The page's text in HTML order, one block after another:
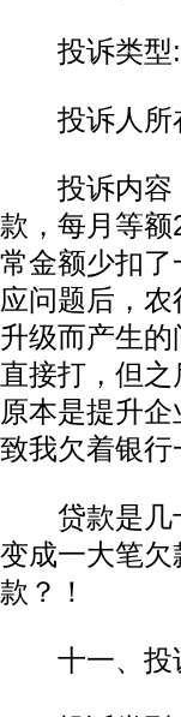
投诉类型:
投诉人所
投诉内容：
款，每月等额
常金额少扣
应问题后，
升级而产生
直接打，但
原本是提升
致我欠着银行
贷款是几十
变成一大笔
款？！
十一、投